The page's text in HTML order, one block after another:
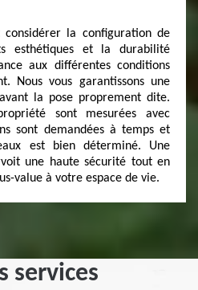
la configuration de
esthétiques et la durabilité
aux différentes conditions
Nous vous garantissons une
la pose proprement dite.
sont mesurées avec
sont demandées à temps et
est bien déterminé. Une
une haute sécurité tout en
value à votre espace de vie.
services